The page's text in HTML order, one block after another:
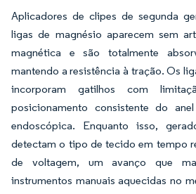
Aplicadores de clipes de segunda
ligas de magnésio aparecem sem
magnética e são totalmente
mantendo a resistência à tração. Os
incorporam gatilhos com
posicionamento consistente do
endoscópica. Enquanto isso,
detectam o tipo de tecido em tempo
de voltagem, um avanço que
instrumentos manuais aquecidas no